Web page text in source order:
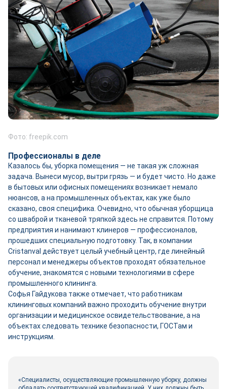
Фото: freepik.com
Профессионалы в деле
Казалось бы, уборка помещения — не такая уж сложная
задача. Вынеси мусор, вытри грязь — и будет чисто. Но даже
в бытовых или офисных помещениях возникает немало
нюансов, а на промышленных объектах, как уже было
сказано, своя специфика. Очевидно, что обычная уборщица
со шваброй и тканевой тряпкой здесь не справится. Потому
предприятия и нанимают клинеров — профессионалов,
прошедших специальную подготовку. Так, в компании
Cristanval действует целый учебный центр, где линейный
персонал и менеджеры объектов проходят обязательное
обучение, знакомятся с новыми технологиями в сфере
промышленного клининга.
Софья Гайдукова также отмечает, что работникам
клининговых компаний важно проходить обучение внутри
организации и медицинское освидетельствование, а на
объектах следовать технике безопасности, ГОСТам и
инструкциям.
«Специалисты, осуществляющие промышленную уборку, должны